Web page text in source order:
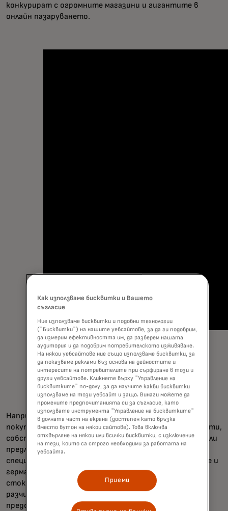
конкурират с огромните магазини и гигантите в
онлайн пазаруването.
Например, вместо да се стремят да се изравнят с
покупателната способност на големите супермаркети,
собствениците наOasis World Market са прецизирали
предлагането си, за да създадат местно търсене на
специализирани продукти, включително японско саке и
германски козунаци. Много магазини за хранителни
стоки работят с малки маржове, така че магазинът
разчита на своята система за продажба, която
предоставя данни за транзакциите и инвентара в
Как използваме бисквитки и Вашето
съгласие
Ние използваме бисквитки и подобни технологии
("Бисквитки") на нашите уебсайтове, за да ги подобрим,
да измерим ефективността им, да разберем нашата
аудитория и да подобрим потребителското изживяване.
На някои уебсайтове ние също използваме бисквитки, за
да показваме реклами въз основа на дейностите и
интересите на потребителите при сърфиране в този и
други уебсайтове. Кликнете върху "Управление на
бисквитките" по-долу, за да научите какви бисквитки
използваме на този уебсайт и защо. Винаги можете да
промените предпочитанията си за съгласие, като
използвате инструмента "Управление на бисквитките"
в долната част на екрана (достъпен като връзка
вместо бутон на някои сайтове). Това включва
отхвърляне на някои или всички бисквитки, с изключение
на тези, които са строго необходими за работата на
уебсайта.
Приеми